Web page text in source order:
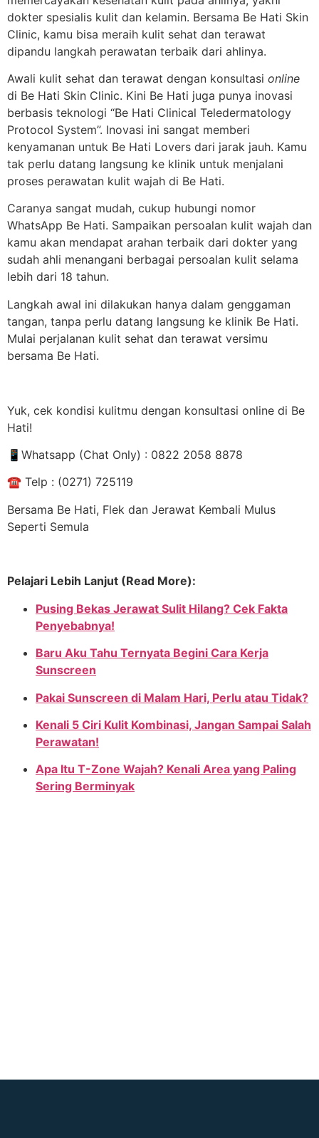
dokter spesialis kulit dan kelamin. Bersama Be Hati Skin
Clinic, kamu bisa meraih kulit sehat dan terawat
dipandu langkah perawatan terbaik dari ahlinya.
Awali kulit sehat dan terawat dengan konsultasi online
di Be Hati Skin Clinic. Kini Be Hati juga punya inovasi
berbasis teknologi “Be Hati Clinical Teledermatology
Protocol System”. Inovasi ini sangat memberi
kenyamanan untuk Be Hati Lovers dari jarak jauh. Kamu
tak perlu datang langsung ke klinik untuk menjalani
proses perawatan kulit wajah di Be Hati.
Caranya sangat mudah, cukup hubungi nomor
WhatsApp Be Hati. Sampaikan persoalan kulit wajah dan
kamu akan mendapat arahan terbaik dari dokter yang
sudah ahli menangani berbagai persoalan kulit selama
lebih dari 18 tahun.
Langkah awal ini dilakukan hanya dalam genggaman
tangan, tanpa perlu datang langsung ke klinik Be Hati.
Mulai perjalanan kulit sehat dan terawat versimu
bersama Be Hati.
Yuk, cek kondisi kulitmu dengan konsultasi online di Be
Hati!
📱 Whatsapp (Chat Only) : 0822 2058 8878
☎ ️ Telp : (0271) 725119
Bersama Be Hati, Flek dan Jerawat Kembali Mulus
Seperti Semula
Pelajari Lebih Lanjut (Read More):
Pusing Bekas Jerawat Sulit Hilang? Cek Fakta
Penyebabnya!
Baru Aku Tahu Ternyata Begini Cara Kerja
Sunscreen
Pakai Sunscreen di Malam Hari, Perlu atau Tidak?
Kenali 5 Ciri Kulit Kombinasi, Jangan Sampai Salah
Perawatan!
Apa Itu T-Zone Wajah? Kenali Area yang Paling
Sering Berminyak